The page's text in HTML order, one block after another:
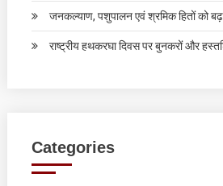
जनकल्याण, पशुपालन एवं श्रमिक हितों को
राष्ट्रीय हथकरघा दिवस पर बुनकरों और
Categories